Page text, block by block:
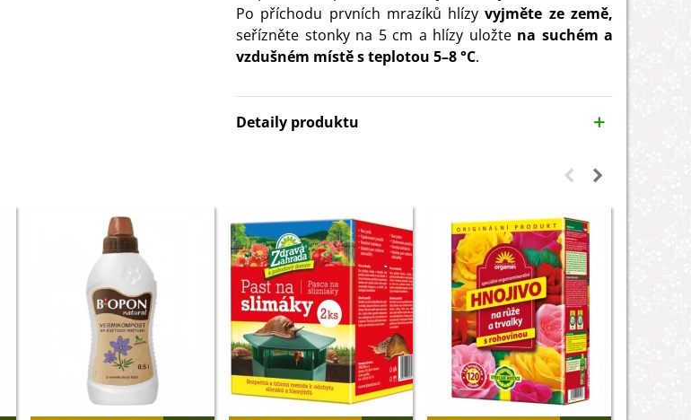
Po příchodu prvních mrazíků hlízyvyjměte ze země,
seřízněte stonky na 5 cm a hlízy uložtena suchém a
vzdušném místě s teplotou 5–8 °C.
Detaily produktu